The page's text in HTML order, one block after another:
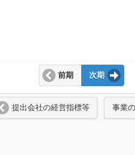
前期 次期
提出会社の経営指標等 事業